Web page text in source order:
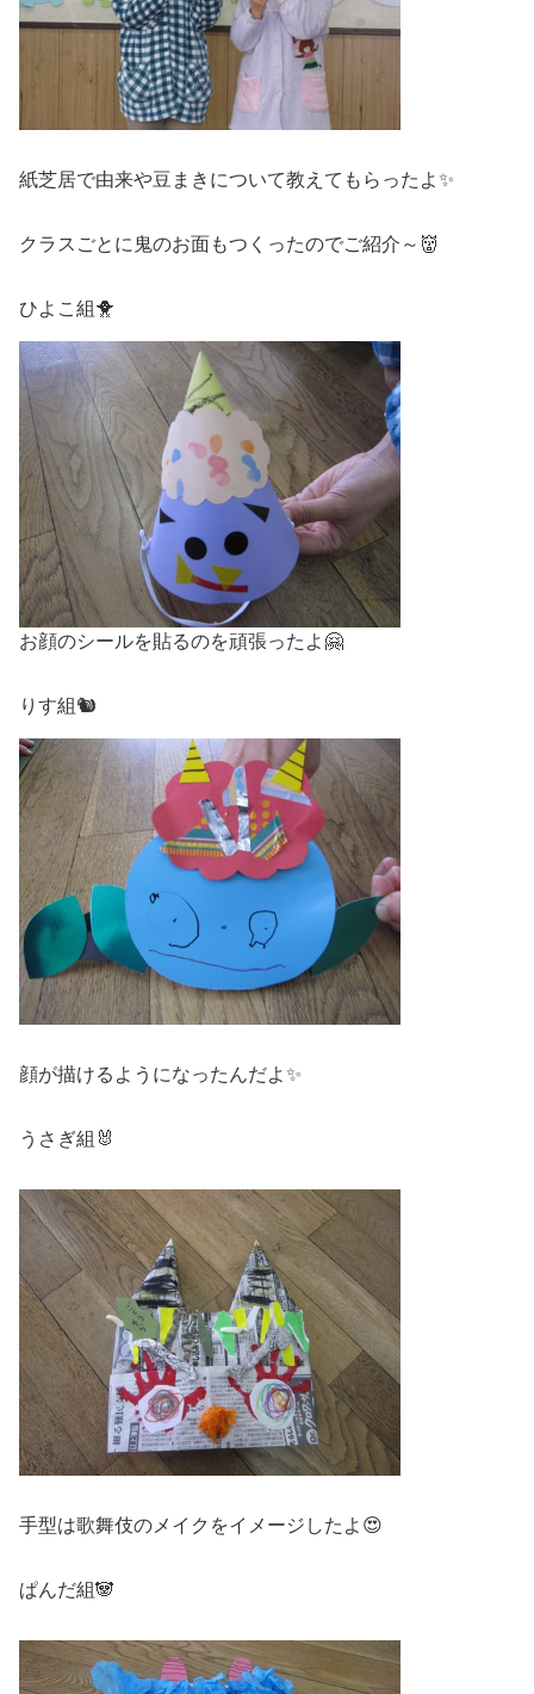
紙芝居で由来や豆まきについて教えてもらったよ✨
クラスごとに鬼のお面もつくったのでご紹介～👹
ひよこ組🐥
お顔のシールを貼るのを頑張ったよ🤗
りす組🐿
顔が描けるようになったんだよ✨
うさぎ組🐰
手型は歌舞伎のメイクをイメージしたよ😍
ぱんだ組🐼